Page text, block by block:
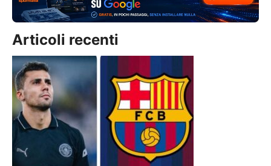
Articoli recenti